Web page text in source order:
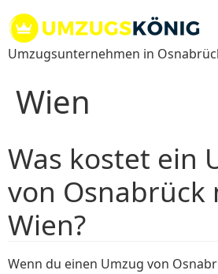
Inhalt
springen
Umzugsunternehmen in
Wien
Was kostet ein
von Osnabrück
Wien?
Wenn du einen Umzug von